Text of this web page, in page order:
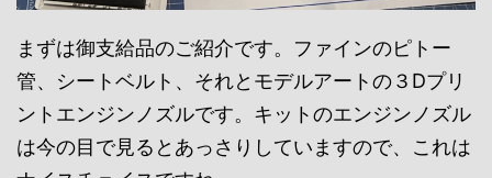
まずは御支給品のご紹介です。ファインのピトー
管、シートベルト、それとモデルアートの３Dプリ
ントエンジンノズルです。キットのエンジンノズル
は今の目で見るとあっさりしていますので、これは